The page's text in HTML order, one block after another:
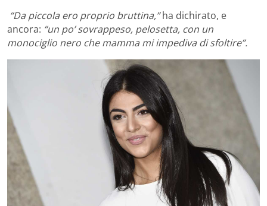
“Da piccola ero proprio bruttina,”ha dichirato, e
ancora: “un po’ sovrappeso, pelosetta, con un
monociglio nero che mamma mi impediva di sfoltire”.